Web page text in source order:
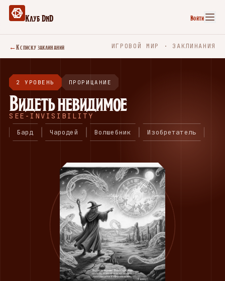
Клуб DnD Войти
←К списку заклинаний ИГРОВОЙ МИР · ЗАКЛИНАНИЯ
2 УРОВЕНЬ ПРОРИЦАНИЕ
Видеть невидимое
SEE-INVISIBILITY
Бард Чародей Волшебник Изобретатель